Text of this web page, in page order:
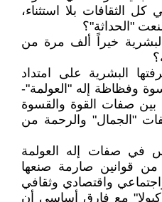
الثقافات بلا استثناء،
"الحداثة"؟
البشرية خيراً ألف مرة من
البشرية على امتداد
وفظاظة إله "العولمة"-
بين صفات القوة والقسوة
"الجمال" والرحمة من
صفات إله العولمة
قوانين صارمة صنعها
واقتصادي وثقافي
مع فارق أساسي أن